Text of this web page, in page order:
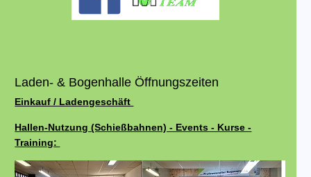
Laden- & Bogenhalle Öffnungszeiten
Einkauf / Ladengeschäft
Hallen-Nutzung (Schießbahnen) - Events - Kurse -
Training: